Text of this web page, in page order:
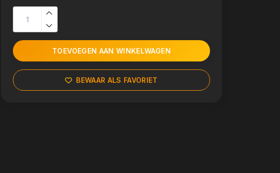
TOEVOEGEN AAN WINKELWAGEN
BEWAAR ALS FAVORIET